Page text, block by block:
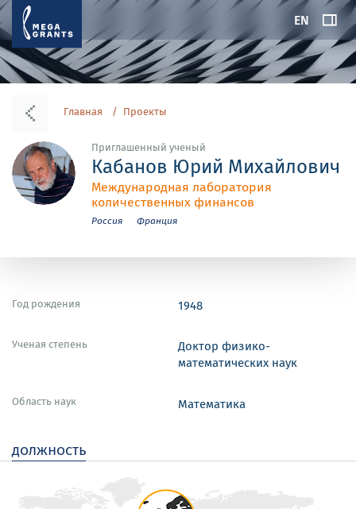
EN
Главная Проекты
Приглашенный ученый
Кабанов Юрий Михайлович
Международная лаборатория
количественных финансов
Россия Франция
Год рождения 1948
Ученая степень
Доктор физико-
математических наук
Область наук Математика
должность